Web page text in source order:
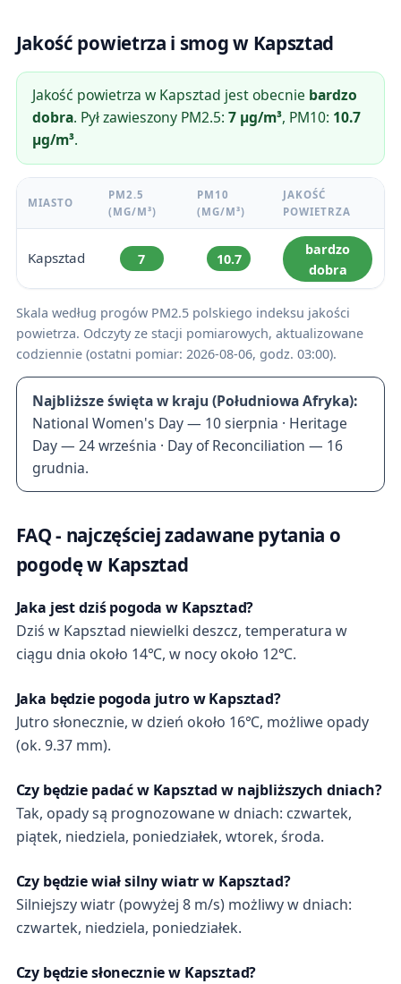
Jakość powietrza i smog w Kapsztad
Jakość powietrza w Kapsztad jest obecnie bardzo
dobra. Pył zawieszony PM2.5:7 µg/m³, PM10: 10.7
µg/m³.
MIASTO
PM2.5
(ΜG/M³)
PM10
(ΜG/M³)
JAKOŚĆ
POWIETRZA
Kapsztad 7 10.7
bardzo
dobra
Skala według progów PM2.5 polskiego indeksu jakości
powietrza. Odczyty ze stacji pomiarowych, aktualizowane
codziennie (ostatni pomiar: 2026-08-06, godz. 03:00).
Najbliższe święta w kraju (Południowa Afryka):
National Women's Day — 10 sierpnia · Heritage
Day — 24 września · Day of Reconciliation — 16
grudnia.
FAQ - najczęściej zadawane pytania o
pogodę w Kapsztad
Jaka jest dziś pogoda w Kapsztad?
Dziś w Kapsztad niewielki deszcz, temperatura w
ciągu dnia około 14℃, w nocy około 12℃.
Jaka będzie pogoda jutro w Kapsztad?
Jutro słonecznie, w dzień około 16℃, możliwe opady
(ok. 9.37 mm).
Czy będzie padać w Kapsztad w najbliższych dniach?
Tak, opady są prognozowane w dniach: czwartek,
piątek, niedziela, poniedziałek, wtorek, środa.
Czy będzie wiał silny wiatr w Kapsztad?
Silniejszy wiatr (powyżej 8 m/s) możliwy w dniach:
czwartek, niedziela, poniedziałek.
Czy będzie słonecznie w Kapsztad?